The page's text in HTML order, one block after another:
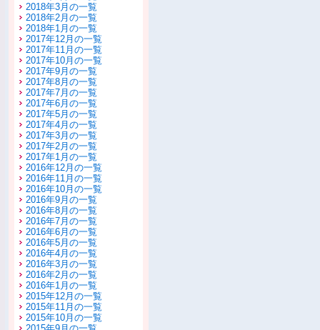
2018年3月の一覧
2018年2月の一覧
2018年1月の一覧
2017年12月の一覧
2017年11月の一覧
2017年10月の一覧
2017年9月の一覧
2017年8月の一覧
2017年7月の一覧
2017年6月の一覧
2017年5月の一覧
2017年4月の一覧
2017年3月の一覧
2017年2月の一覧
2017年1月の一覧
2016年12月の一覧
2016年11月の一覧
2016年10月の一覧
2016年9月の一覧
2016年8月の一覧
2016年7月の一覧
2016年6月の一覧
2016年5月の一覧
2016年4月の一覧
2016年3月の一覧
2016年2月の一覧
2016年1月の一覧
2015年12月の一覧
2015年11月の一覧
2015年10月の一覧